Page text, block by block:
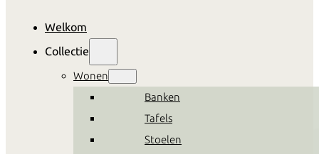
Welkom
Collectie
Wonen
Banken
Tafels
Stoelen